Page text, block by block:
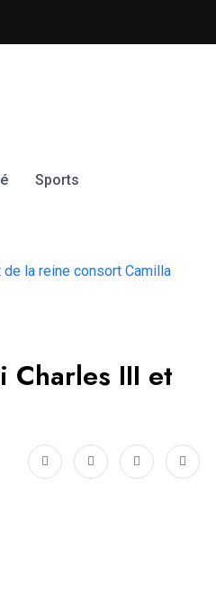
Le PC GNASSINGBE et le PR
Sports
la reine consort Camilla
Charles III et